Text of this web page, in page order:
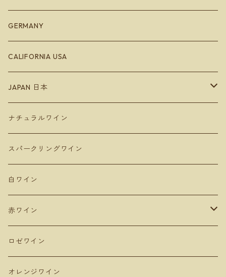
Bodegas Loli Casado
リオハ
Bodegas Loli Casado
ガリシア地方
Raúl Pérez
バレンシア地方
ラ・マンチャ地方
アンダルシア地方
マドリード
シエラ・デ・グレドス
Uvas Felices COMANDO G
アラゴン
ムルシア
ボルドー
ラングドッグ
アルザス
ジュラ
エミリオロマーニャ
GERMANY
CALIFORNIA USA
JAPAN 日本
Hokkaido 北海道
Domaine Takahiko ドメーヌタカヒコ
De Montille & Hokkaido ドモンティーユ
青森
サンマモルワイナリー
新潟
ドメーヌショオ
カーブドッチ
山形
タケダワイナリー
長野
マンズワイン 小諸ワイナリー
山梨
ナチュラルワイン
スパークリングワイン
白ワイン
赤ワイン
ピノ・ノワール
ガルナッチャ グルナッシュ
ロゼワイン
オレンジワイン